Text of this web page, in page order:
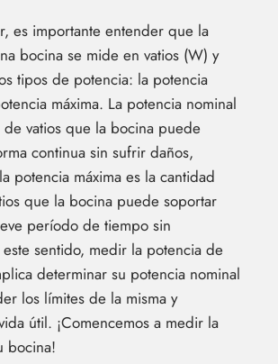
es importante entender que la
bocina se mide en vatios (W) y
tipos de potencia: la potencia
máxima. La potencia nominal
vatios que la bocina puede
continua sin sufrir daños,
potencia máxima es la cantidad
que la bocina puede soportar
período de tiempo sin
sentido, medir la potencia de
determinar su potencia nominal
los límites de la misma y
útil. ¡Comencemos a medir la
bocina!